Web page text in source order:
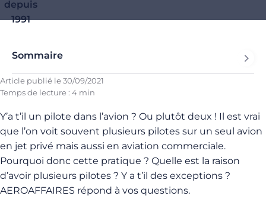
depuis
1991
Sommaire
Article publié le30/09/2021
Temps de lecture : 4 min
Y’a t’il un pilote dans l’avion ? Ou plutôt deux ! Il est vrai
que l’on voit souvent plusieurs pilotes sur un seul avion
en jet privé mais aussi en aviation commerciale.
Pourquoi donc cette pratique ? Quelle est la raison
d’avoir plusieurs pilotes ? Y a t’il des exceptions ?
AEROAFFAIRES répond à vos questions.